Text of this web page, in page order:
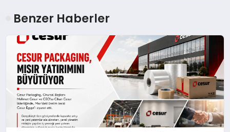
Benzer Haberler